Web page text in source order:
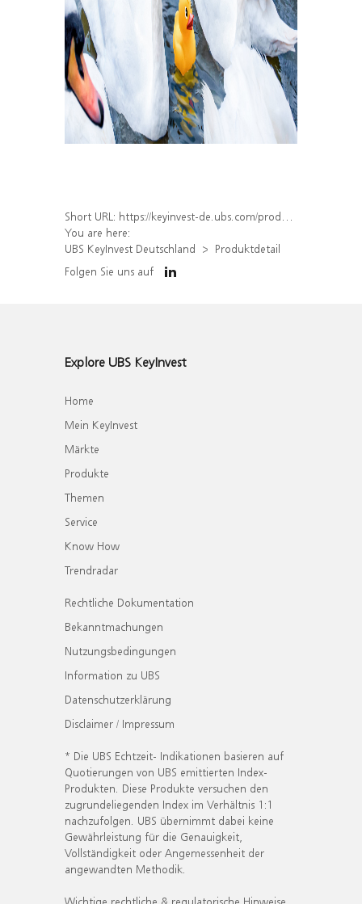
Short URL: https://keyinvest-de.ubs.com/produkt/detail/index/isin/DE000WA771M4
You are here:
UBS KeyInvest Deutschland
Produktdetail
Folgen Sie uns auf
Explore UBS KeyInvest
Home
Mein KeyInvest
Märkte
Produkte
Themen
Service
Know How
Trendradar
Rechtliche Dokumentation
Bekanntmachungen
Nutzungsbedingungen
Information zu UBS
Datenschutzerklärung
Disclaimer / Impressum
* Die UBS Echtzeit- Indikationen basieren auf
Quotierungen von UBS emittierten Index-
Produkten. Diese Produkte versuchen den
zugrundeliegenden Index im Verhältnis 1:1
nachzufolgen. UBS übernimmt dabei keine
Gewährleistung für die Genauigkeit,
Vollständigkeit oder Angemessenheit der
angewandten Methodik.